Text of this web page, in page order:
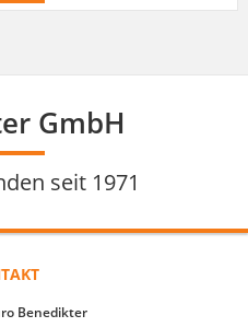
GmbH
seit 1971
Benedikter